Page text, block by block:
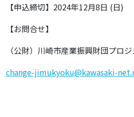
【申込締切】2024年12月8日 (日)
【お問合せ】
（公財）川崎市産業振興財団プロ
change-jimukyoku@kawasaki-